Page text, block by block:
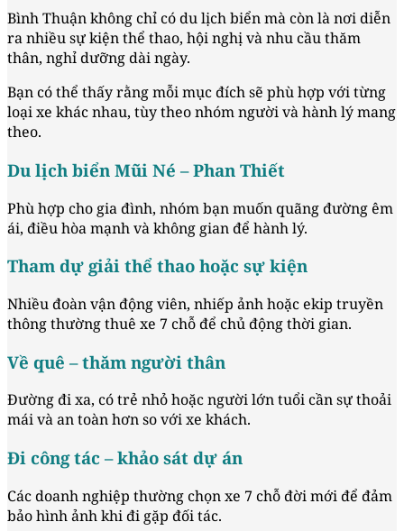
Bình Thuận không chỉ có du lịch biển mà còn là nơi diễn
ra nhiều sự kiện thể thao, hội nghị và nhu cầu thăm
thân, nghỉ dưỡng dài ngày.
Bạn có thể thấy rằng mỗi mục đích sẽ phù hợp với từng
loại xe khác nhau, tùy theo nhóm người và hành lý mang
theo.
Du lịch biển Mũi Né – Phan Thiết
Phù hợp cho gia đình, nhóm bạn muốn quãng đường êm
ái, điều hòa mạnh và không gian để hành lý.
Tham dự giải thể thao hoặc sự kiện
Nhiều đoàn vận động viên, nhiếp ảnh hoặc ekip truyền
thông thường thuê xe 7 chỗ để chủ động thời gian.
Về quê – thăm người thân
Đường đi xa, có trẻ nhỏ hoặc người lớn tuổi cần sự thoải
mái và an toàn hơn so với xe khách.
Đi công tác – khảo sát dự án
Các doanh nghiệp thường chọn xe 7 chỗ đời mới để đảm
bảo hình ảnh khi đi gặp đối tác.